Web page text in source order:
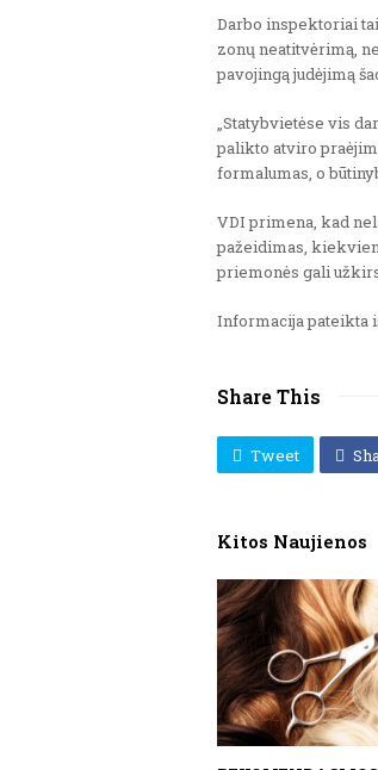
Darbo inspektoriai
zonų neatitvėrimą,
pavojingą judėjimą
„Statybvietėse vis
palikto atviro
formalumas, o
VDI primena, kad
pažeidimas,
priemonės gali
Informacija pateikta
Share This
Tweet
Kitos Naujienos